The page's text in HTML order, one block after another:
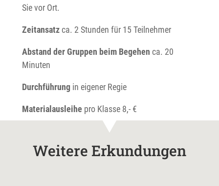
Sie vor Ort.
Zeitansatzca. 2 Stunden für 15 Teilnehmer
Abstand der Gruppen beim Begehen ca. 20
Minuten
Durchführung in eigener Regie
Materialausleihe pro Klasse 8,- €
Weitere Erkundungen